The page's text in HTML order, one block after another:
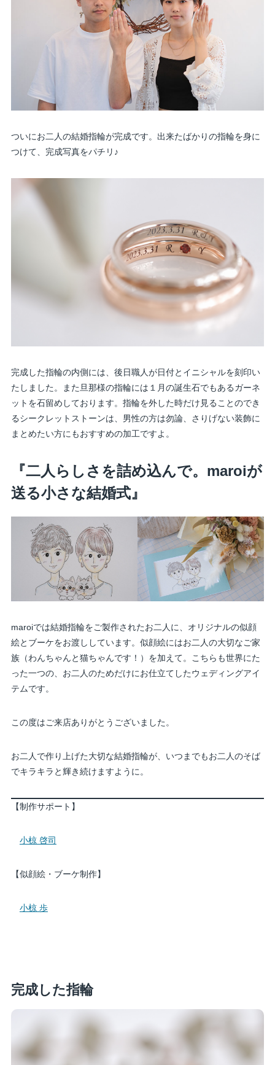
ついにお二人の結婚指輪が完成です。出来たばかりの指輪を身に
つけて、完成写真をパチリ♪
完成した指輪の内側には、後日職人が日付とイニシャルを刻印い
たしました。また旦那様の指輪には１月の誕生石でもあるガーネ
ットを石留めしております。指輪を外した時だけ見ることのでき
るシークレットストーンは、男性の方は勿論、さりげない装飾に
まとめたい方にもおすすめの加工ですよ。
『二人らしさを詰め込んで。maroiが
送る小さな結婚式』
maroiでは結婚指輪をご製作されたお二人に、オリジナルの似顔
絵とブーケをお渡ししています。似顔絵にはお二人の大切なご家
族（わんちゃんと猫ちゃんです！）を加えて。こちらも世界にた
った一つの、お二人のためだけにお仕立てしたウェディングアイ
テムです。
この度はご来店ありがとうございました。
お二人で作り上げた大切な結婚指輪が、いつまでもお二人のそば
でキラキラと輝き続けますように。
【制作サポート】
小椋 啓司
【似顔絵・ブーケ制作】
小椋 歩
完成した指輪